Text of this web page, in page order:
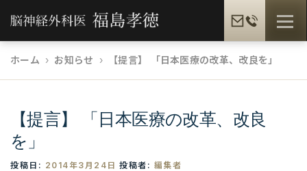
ン
ッ
メニュ
福島孝徳とは 福島式手術 脳疾患一覧
ホーム お知らせ 【提言】 「日本医療の改革、改良を」
【提言】 「日本医療の改革、改良
を」
投稿日: 2014年3月24日 投稿者: 編集者